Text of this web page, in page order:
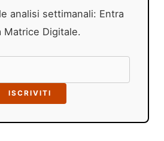
analisi settimanali: Entra
Matrice Digitale.
ISCRIVITI